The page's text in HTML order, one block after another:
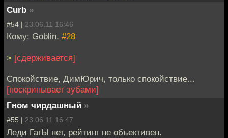
Curb »
#54 | 23.06.11 16:46
Кому: Goblin, #28
> [сдерживается]
Спокойствие, ДимЮрич, только спокойствие...
[поскрипывает зубами]
Гном чирдашный »
#55 | 23.06.11 16:47
Леди ГагЫ нет, рейтинг не объективен.